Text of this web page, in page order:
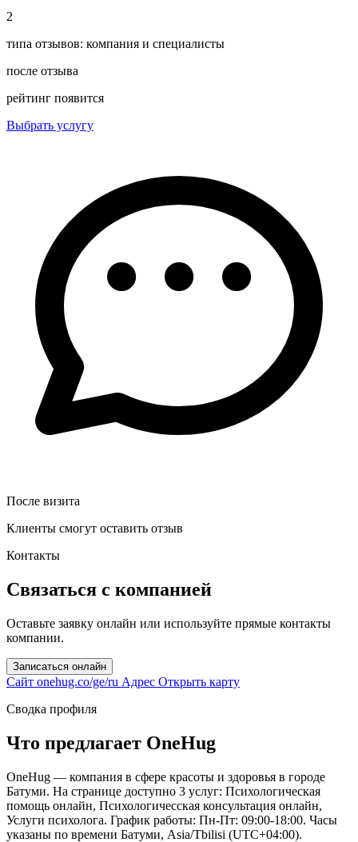
2
типа отзывов: компания и специалисты
после отзыва
рейтинг появится
Выбрать услугу
После визита
Клиенты смогут оставить отзыв
Контакты
Связаться с компанией
Оставьте заявку онлайн или используйте прямые контакты
компании.
Записаться онлайн
Сайт onehug.co/ge/ru Адрес Открыть карту
Сводка профиля
Что предлагает OneHug
OneHug — компания в сфере красоты и здоровья в городе
Батуми. На странице доступно 3 услуг: Психологическая
помощь онлайн, Психологичесская консультация онлайн,
Услуги психолога. График работы: Пн-Пт: 09:00-18:00. Часы
указаны по времени Батуми, Asia/Tbilisi (UTC+04:00).